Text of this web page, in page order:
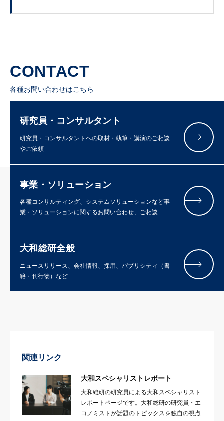
CONTACT
各種お問い合わせはこちら
研究員・コンサルタント
研究員・コンサルタントへの取材・執筆・講演のご相談
やご依頼
事業・ソリューション
各種コンサルティング、システムソリューションなど事
業・ソリューションに関するお問い合わせ、ご相談
大和総研全般
ニュースリリース、会社情報、採用、パブリシティ（書
籍・刊行物）など
関連リンク
大和スペシャリストレポート
大和総研の研究員による大和スペシャリスト
レポートページです。大和総研の研究員・エ
コノミストが話題のトピックスを独自の視点